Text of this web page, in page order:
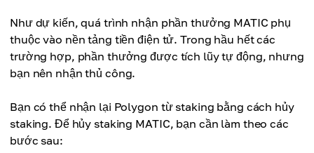
Như dự kiến, quá trình nhận phần thưởng MATIC phụ
thuộc vào nền tảng tiền điện tử. Trong hầu hết các
trường hợp, phần thưởng được tích lũy tự động, nhưng
bạn nên nhận thủ công.
Bạn có thể nhận lại Polygon từ staking bằng cách hủy
staking. Để hủy staking MATIC, bạn cần làm theo các
bước sau: